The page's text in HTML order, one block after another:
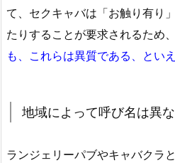
て、セクキャバは「お触り有り
たりすることが要求されるため、
も、これらは異質である、といえ
地域によって呼び名は異
ランジェリーパブやキャバクラ